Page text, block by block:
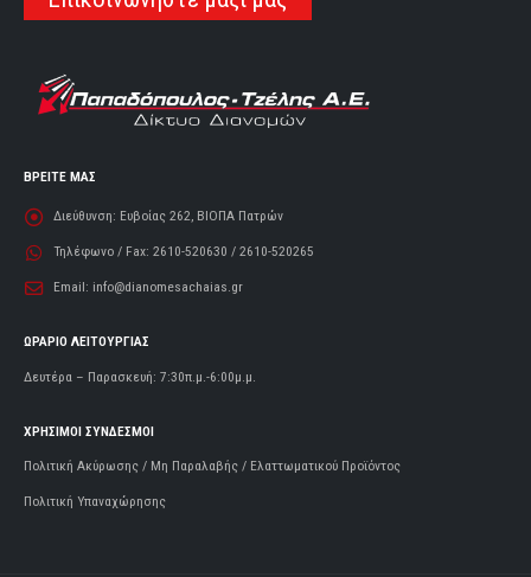
ΒΡΕΙΤΕ ΜΑΣ
Διεύθυνση: Ευβοίας 262, ΒΙΟΠΑ Πατρών
Τηλέφωνο / Fax: 2610-520630 / 2610-520265
Email: info@dianomesachaias.gr
ΩΡΑΡΙΟ ΛΕΙΤΟΥΡΓΙΑΣ
Δευτέρα – Παρασκευή: 7:30π.μ.-6:00μ.μ.
ΧΡΗΣΙΜΟΙ ΣΥΝΔΕΣΜΟΙ
Πολιτική Ακύρωσης / Μη Παραλαβής / Ελαττωματικού Προϊόντος
Πολιτική Υπαναχώρησης